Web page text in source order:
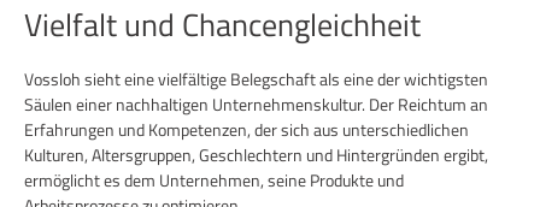
Vielfalt und Chancengleichheit
Vossloh sieht eine vielfältige Belegschaft als eine der wichtigsten
Säulen einer nachhaltigen Unternehmenskultur. Der Reichtum an
Erfahrungen und Kompetenzen, der sich aus unterschiedlichen
Kulturen, Altersgruppen, Geschlechtern und Hintergründen ergibt,
ermöglicht es dem Unternehmen, seine Produkte und